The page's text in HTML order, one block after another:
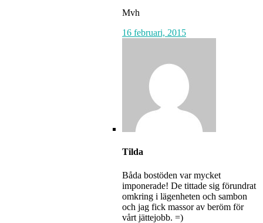
Mvh
16 februari, 2015
Tilda
Båda bostöden var mycket
imponerade! De tittade sig förundrat
omkring i lägenheten och sambon
och jag fick massor av beröm för
vårt jättejobb. =)